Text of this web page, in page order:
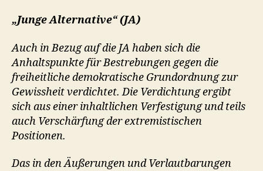
„Junge Alternative“ (JA)
Auch in Bezug auf die JA haben sich die
Anhaltspunkte für Bestrebungen gegen die
freiheitliche demokratische Grundordnung zur
Gewissheit verdichtet. Die Verdichtung ergibt
sich aus einer inhaltlichen Verfestigung und teils
auch Verschärfung der extremistischen
Positionen.
Das in den Äußerungen und Verlautbarungen